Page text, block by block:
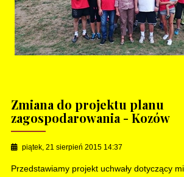
Zmiana do projektu planu
zagospodarowania - Kozów
piątek, 21 sierpień 2015 14:37
Przedstawiamy projekt uchwały dotyczący